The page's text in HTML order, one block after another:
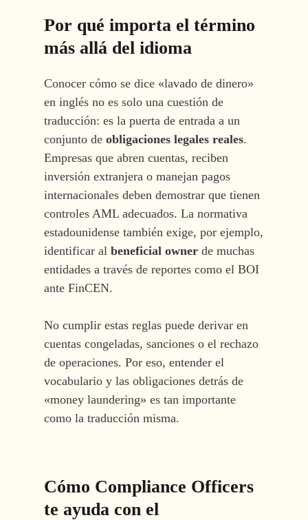
Por qué importa el término
más allá del idioma
Conocer cómo se dice «lavado de dinero»
en inglés no es solo una cuestión de
traducción: es la puerta de entrada a un
conjunto de obligaciones legales reales.
Empresas que abren cuentas, reciben
inversión extranjera o manejan pagos
internacionales deben demostrar que tienen
controles AML adecuados. La normativa
estadounidense también exige, por ejemplo,
identificar al beneficial ownerde muchas
entidades a través de reportes como el BOI
ante FinCEN.
No cumplir estas reglas puede derivar en
cuentas congeladas, sanciones o el rechazo
de operaciones. Por eso, entender el
vocabulario y las obligaciones detrás de
«money laundering» es tan importante
como la traducción misma.
Cómo Compliance Officers
te ayuda con el